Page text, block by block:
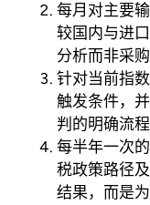
每月对主要
较国内与进
分析而非采购
针对当前指
触发条件，
判的明确流程
每半年一次
税政策路径
结果，而是